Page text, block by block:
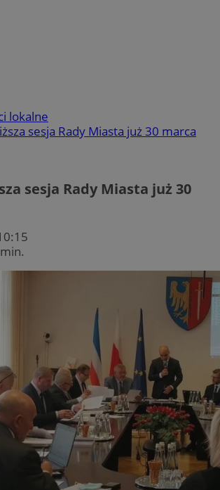
lokalne
sesja Rady Miasta już 30 marca
sesja Rady Miasta już 30